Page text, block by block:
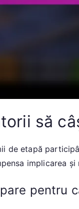
să
de etapă
implicarea
pentru